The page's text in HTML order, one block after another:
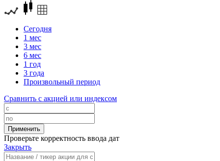
Сегодня
1 мес
3 мес
6 мес
1 год
3 года
Произвольный период
Сравнить с акцией или индексом
Проверьте корректность ввода дат
Закрыть